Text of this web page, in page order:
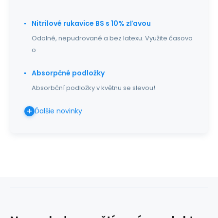
Nitrilové rukavice BS s 10% zľavou
Odolné, nepudrované a bez latexu. Využite časovo
o
Absorpčné podložky
Absorbční podložky v květnu se slevou!
Ďalšie novinky